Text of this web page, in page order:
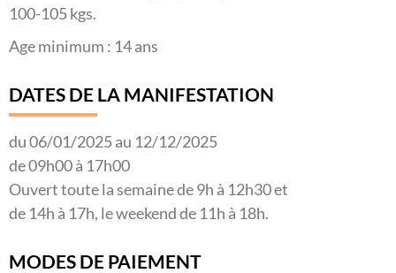
100-105 kgs.
Age minimum : 14 ans
DATES DE LA MANIFESTATION
du 06/01/2025 au 12/12/2025
de 09h00 à 17h00
Ouvert toute la semaine de 9h à 12h30 et
de 14h à 17h, le weekend de 11h à 18h.
MODES DE PAIEMENT